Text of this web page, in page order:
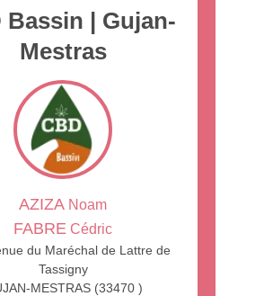
Bassin | Gujan-
Mestras
AZIZA Noam
FABRE Cédric
du Maréchal de Lattre de
Tassigny
MESTRAS (33470 )